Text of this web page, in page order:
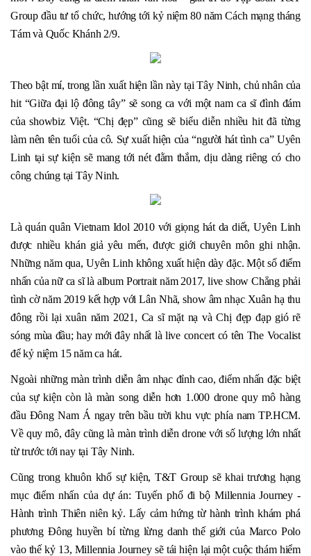
Group đầu tư tổ chức, hướng tới kỷ niệm 80 năm Cách mạng tháng
Tám và Quốc Khánh 2/9.
Theo bật mí, trong lần xuất hiện lần này tại Tây Ninh, chủ nhân của
hit “Giữa đại lộ đông tây” sẽ song ca với một nam ca sĩ đình đám
của showbiz Việt. “Chị đẹp” cũng sẽ biểu diễn nhiều hit đã từng
làm nên tên tuổi của cô. Sự xuất hiện của “người hát tình ca” Uyên
Linh tại sự kiện sẽ mang tới nét đằm thắm, dịu dàng riêng có cho
công chúng tại Tây Ninh.
Là quán quân Vietnam Idol 2010 với giọng hát da diết, Uyên Linh
được nhiều khán giả yêu mến, được giới chuyên môn ghi nhận.
Những năm qua, Uyên Linh không xuất hiện dày đặc. Một số điểm
nhấn của nữ ca sĩ là album Portrait năm 2017, live show Chẳng phải
tình cờ năm 2019 kết hợp với Lân Nhã, show âm nhạc Xuân hạ thu
đông rồi lại xuân năm 2021, Ca sĩ mặt nạ và Chị đẹp đạp gió rẽ
sóng mùa đầu; hay mới đây nhất là live concert có tên The Vocalist
để kỷ niệm 15 năm ca hát.
Ngoài những màn trình diễn âm nhạc đỉnh cao, điểm nhấn đặc biệt
của sự kiện còn là màn song diễn hơn 1.000 drone quy mô hàng
đầu Đông Nam Á ngay trên bầu trời khu vực phía nam TP.HCM.
Về quy mô, đây cũng là màn trình diễn drone với số lượng lớn nhất
từ trước tới nay tại Tây Ninh.
Cũng trong khuôn khổ sự kiện, T&T Group sẽ khai trương hạng
mục điểm nhấn của dự án: Tuyến phố đi bộ Millennia Journey -
Hành trình Thiên niên kỷ. Lấy cảm hứng từ hành trình khám phá
phương Đông huyền bí từng lừng danh thế giới của Marco Polo
vào thế kỷ 13, Millennia Journey sẽ tái hiện lại một cuộc thám hiểm